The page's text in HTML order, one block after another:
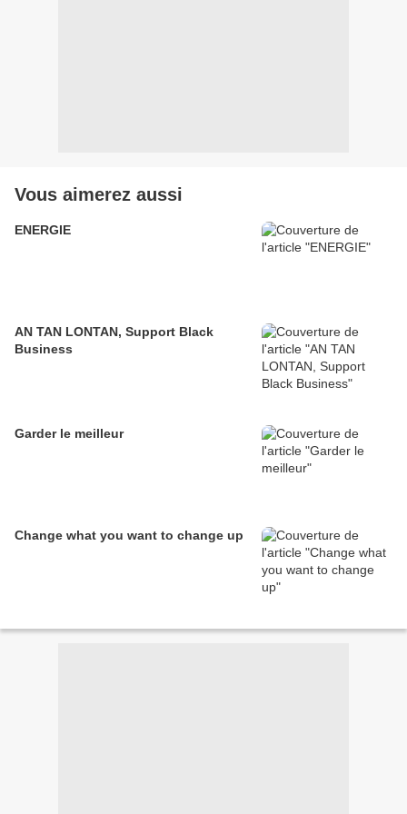
Vous aimerez aussi
ENERGIE
AN TAN LONTAN, Support Black
Business
Garder le meilleur
Change what you want to change up